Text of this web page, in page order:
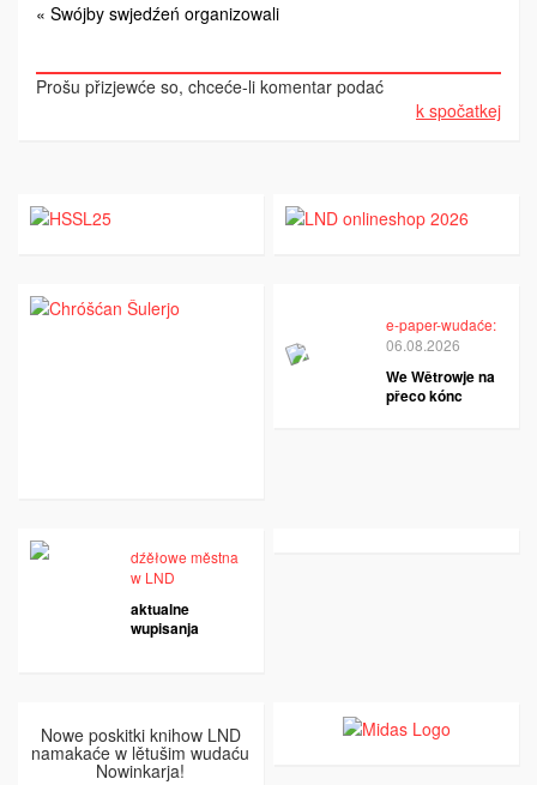
« Swójby swjedźeń organizowali
Prošu přizjewće so, chceće-li komentar podać
k spočatkej
e-paper-wudaće:
06.08.2026
We Wětrowje na
přeco kónc
dźěłowe městna
w LND
aktualne
wupisanja
Nowe poskitki knihow LND
namakaće w lětušim wudaću
Nowinkarja!